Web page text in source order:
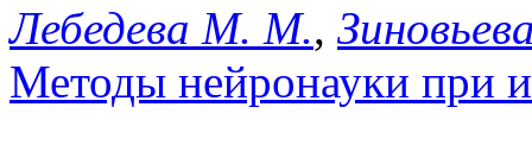
Лебедева М. М.,
Методы нейронауки при